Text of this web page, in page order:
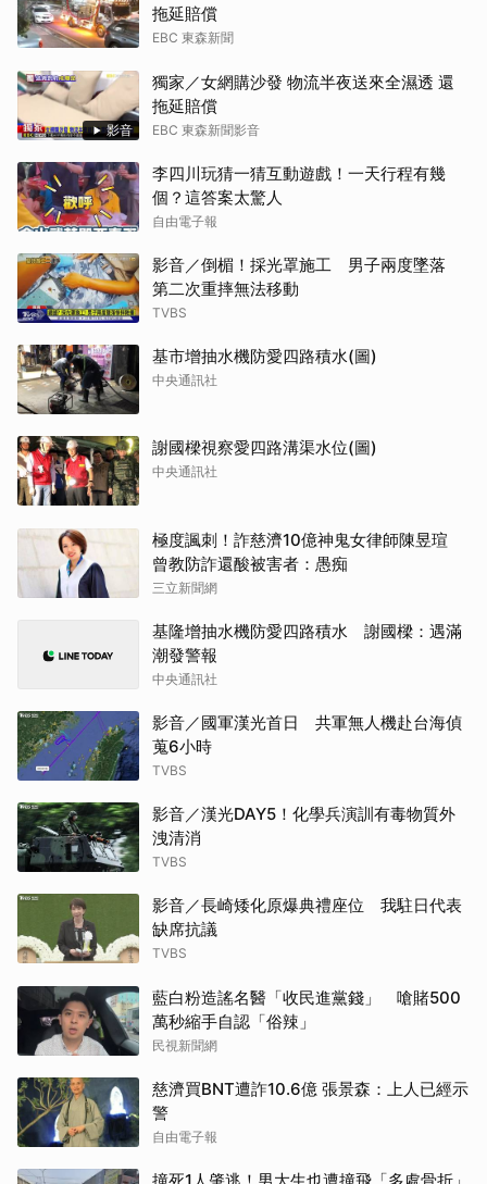
拖延賠償
EBC 東森新聞
影音
獨家／女網購沙發 物流半夜送來全濕透 還
拖延賠償
EBC 東森新聞影音
李四川玩猜一猜互動遊戲！一天行程有幾
個？這答案太驚人
自由電子報
影音／倒楣！採光罩施工 男子兩度墜落
第二次重摔無法移動
TVBS
基市增抽水機防愛四路積水(圖)
中央通訊社
謝國樑視察愛四路溝渠水位(圖)
中央通訊社
極度諷刺！詐慈濟10億神鬼女律師陳昱瑄
曾教防詐還酸被害者：愚痴
三立新聞網
基隆增抽水機防愛四路積水 謝國樑：遇滿
潮發警報
中央通訊社
影音／國軍漢光首日 共軍無人機赴台海偵
蒐6小時
TVBS
影音／漢光DAY5！化學兵演訓有毒物質外
洩清消
TVBS
影音／長崎矮化原爆典禮座位 我駐日代表
缺席抗議
TVBS
藍白粉造謠名醫「收民進黨錢」 嗆賭500
萬秒縮手自認「俗辣」
民視新聞網
慈濟買BNT遭詐10.6億 張景森：上人已經示
警
自由電子報